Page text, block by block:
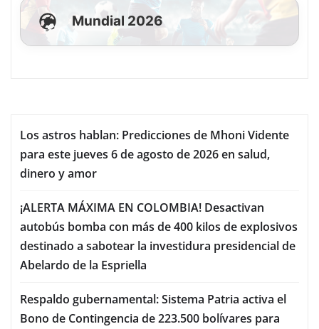
Mundial 2026
Los astros hablan: Predicciones de Mhoni Vidente
para este jueves 6 de agosto de 2026 en salud,
dinero y amor
¡ALERTA MÁXIMA EN COLOMBIA! Desactivan
autobús bomba con más de 400 kilos de explosivos
destinado a sabotear la investidura presidencial de
Abelardo de la Espriella
Respaldo gubernamental: Sistema Patria activa el
Bono de Contingencia de 223.500 bolívares para